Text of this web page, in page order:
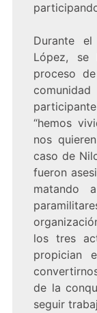
Durante
López, se
proceso
“hemos
nos
caso de
fueron
matando
los tres
propician
de la
seguir